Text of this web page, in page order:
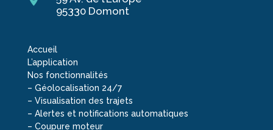
95330 Domont
Accueil
L’application
Nos fonctionnalités
– Géolocalisation 24/7
– Visualisation des trajets
– Alertes et notifications automatiques
– Coupure moteur